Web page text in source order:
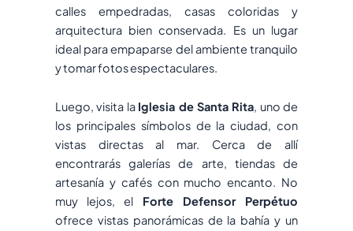
calles empedradas, casas coloridas y
arquitectura bien conservada. Es un lugar
ideal para empaparse del ambiente tranquilo
y tomar fotos espectaculares.
Luego, visita la Iglesia de Santa Rita, uno de
los principales símbolos de la ciudad, con
vistas directas al mar. Cerca de allí
encontrarás galerías de arte, tiendas de
artesanía y cafés con mucho encanto. No
muy lejos, el Forte Defensor Perpétuo
ofrece vistas panorámicas de la bahía y un